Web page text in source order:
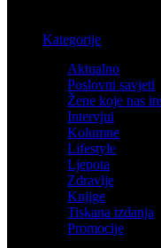
Kategorije
Aktualno
Poslovni savjeti
Žene koje nas
Intervjui
Kolumne
Lifestyle
Ljepota
Zdravlje
Knjige
Tiskana izdanja
Promocije